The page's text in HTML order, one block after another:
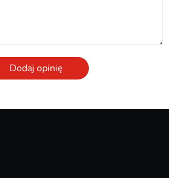
Dodaj opinię